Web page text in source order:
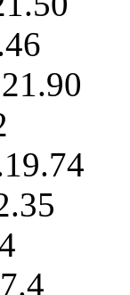
46
21.90
19.74
.35
.4